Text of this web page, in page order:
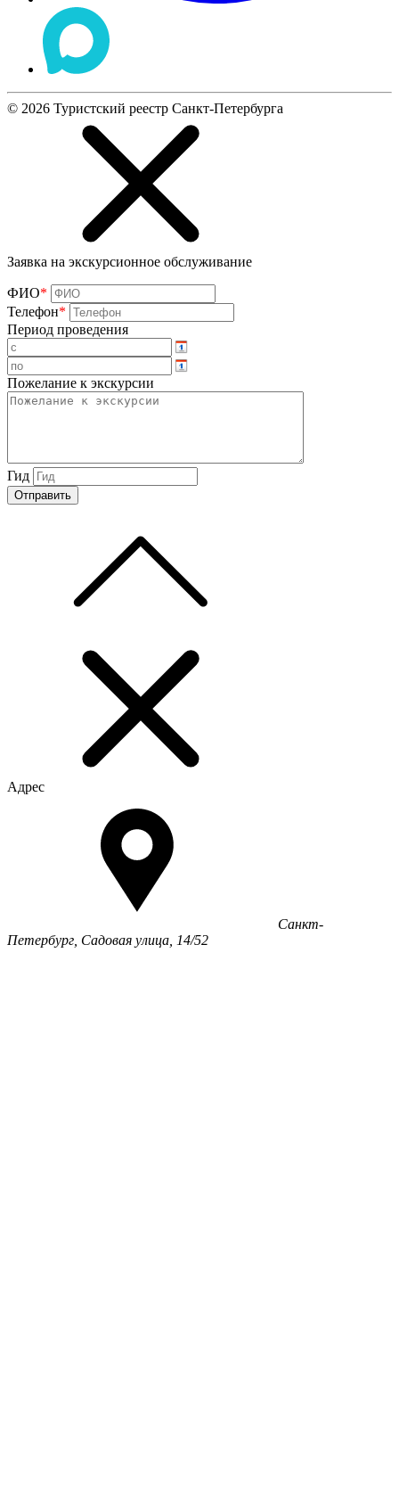
© 2026 Туристский реестр Санкт-Петербурга
Заявка на экскурсионное обслуживание
ФИО*
Телефон*
Период проведения
Пожелание к экскурсии
Гид
Адрес
Санкт-
Петербург, Садовая улица, 14/52